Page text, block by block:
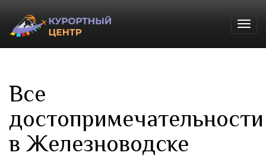
Все
достопримечательности
в Железноводске